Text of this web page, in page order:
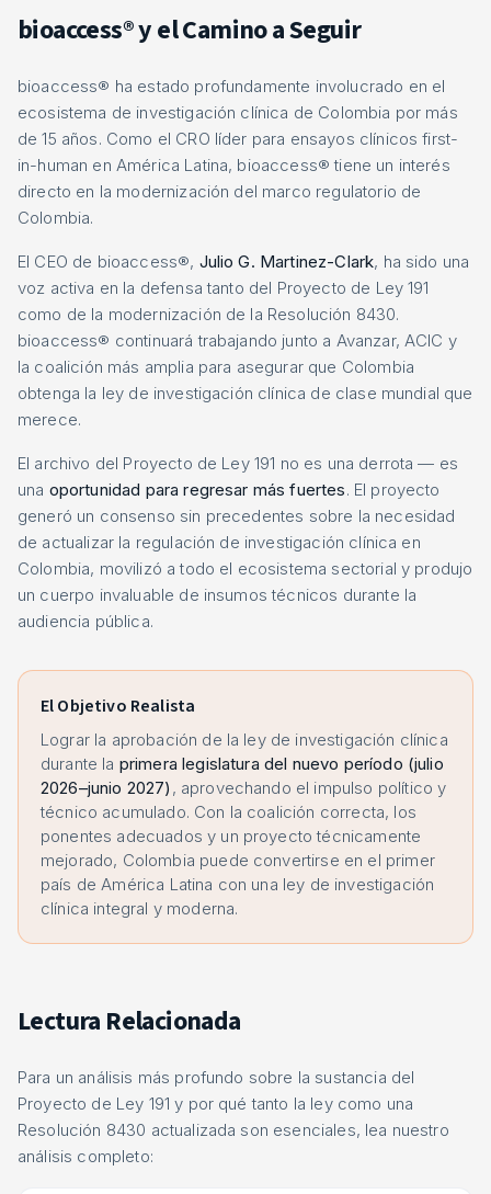
bioaccess® y el Camino a Seguir
bioaccess® ha estado profundamente involucrado en el
ecosistema de investigación clínica de Colombia por más
de 15 años. Como el CRO líder para ensayos clínicos first-
in-human en América Latina, bioaccess® tiene un interés
directo en la modernización del marco regulatorio de
Colombia.
El CEO de bioaccess®, Julio G. Martinez-Clark, ha sido una
voz activa en la defensa tanto del Proyecto de Ley 191
como de la modernización de la Resolución 8430.
bioaccess® continuará trabajando junto a Avanzar, ACIC y
la coalición más amplia para asegurar que Colombia
obtenga la ley de investigación clínica de clase mundial que
merece.
El archivo del Proyecto de Ley 191 no es una derrota — es
una oportunidad para regresar más fuertes. El proyecto
generó un consenso sin precedentes sobre la necesidad
de actualizar la regulación de investigación clínica en
Colombia, movilizó a todo el ecosistema sectorial y produjo
un cuerpo invaluable de insumos técnicos durante la
audiencia pública.
El Objetivo Realista
Lograr la aprobación de la ley de investigación clínica
durante la primera legislatura del nuevo período (julio
2026–junio 2027) , aprovechando el impulso político y
técnico acumulado. Con la coalición correcta, los
ponentes adecuados y un proyecto técnicamente
mejorado, Colombia puede convertirse en el primer
país de América Latina con una ley de investigación
clínica integral y moderna.
Lectura Relacionada
Para un análisis más profundo sobre la sustancia del
Proyecto de Ley 191 y por qué tanto la ley como una
Resolución 8430 actualizada son esenciales, lea nuestro
análisis completo: